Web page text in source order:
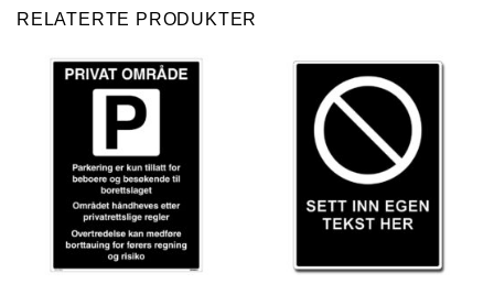
RELATERTE PRODUKTER